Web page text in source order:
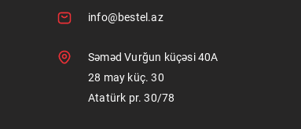
info@bestel.az
Səməd Vurğun küçəsi 40A
28 may küç. 30
Atatürk pr. 30/78